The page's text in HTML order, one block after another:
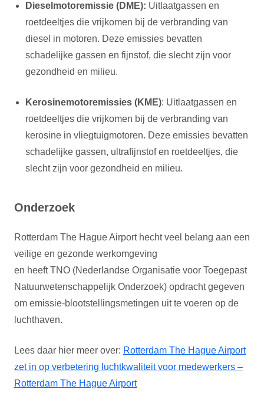
Dieselmotoremissie (DME): Uitlaatgassen en
roetdeeltjes die vrijkomen bij de verbranding van
diesel in motoren. Deze emissies bevatten
schadelijke gassen en fijnstof, die slecht zijn voor
gezondheid en milieu.
Kerosinemotoremissies (KME): Uitlaatgassen en
roetdeeltjes die vrijkomen bij de verbranding van
kerosine in vliegtuigmotoren. Deze emissies bevatten
schadelijke gassen, ultrafijnstof en roetdeeltjes, die
slecht zijn voor gezondheid en milieu.
Onderzoek
Rotterdam The Hague Airport hecht veel belang aan een
veilige en gezonde werkomgeving
en heeft TNO (Nederlandse Organisatie voor Toegepast
Natuurwetenschappelijk Onderzoek) opdracht gegeven
om emissie-blootstellingsmetingen uit te voeren op de
luchthaven.
Lees daar hier meer over: Rotterdam The Hague Airport
zet in op verbetering luchtkwaliteit voor medewerkers –
Rotterdam The Hague Airport